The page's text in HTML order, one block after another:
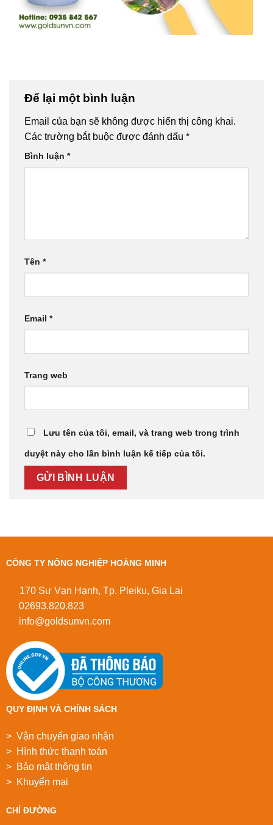
Để lại một bình luận
Email của bạn sẽ không được hiển thị công khai.
Các trường bắt buộc được đánh dấu *
Bình luận *
Tên *
Email *
Trang web
Lưu tên của tôi, email, và trang web trong trình
duyệt này cho lần bình luận kế tiếp của tôi.
CÔNG TY NÔNG NGHIỆP HOÀNG MINH
170 Sư Vạn Hạnh, Tp. Pleiku, Gia Lai
02693.820.823
info@goldsunvn.com
QUY ĐỊNH VÀ CHÍNH SÁCH
> Vận chuyển giao nhận
> Hình thức thanh toán
> Bảo mật thông tin
> Khuyển mại
CHỈ ĐƯỜNG